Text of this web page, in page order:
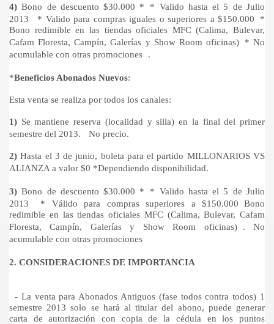
4) Bono de descuento $30.000 * * Valido hasta el 5 de Julio
2013 * Valido para compras iguales o superiores a $150.000 *
Bono redimible en las tiendas oficiales MFC (Calima, Bulevar,
Cafam Floresta, Campín, Galerías y Show Room oficinas) * No
acumulable con otras promociones .
*Beneficios Abonados Nuevos:
Esta venta se realiza por todos los canales:
1) Se mantiene reserva (localidad y silla) en la final del primer
semestre del 2013. No precio.
2) Hasta el 3 de junio, boleta para el partido MILLONARIOS VS
ALIANZA a valor $0 *Dependiendo disponibilidad.
3) Bono de descuento $30.000 * * Valido hasta el 5 de Julio
2013 * Válido para compras superiores a $150.000 Bono
redimible en las tiendas oficiales MFC (Calima, Bulevar, Cafam
Floresta, Campín, Galerías y Show Room oficinas) . No
acumulable con otras promociones
2. CONSIDERACIONES DE IMPORTANCIA
- La venta para Abonados Antiguos (fase todos contra todos) 1
semestre 2013 solo se hará al titular del abono, puede generar
carta de autorización con copia de la cédula en los puntos